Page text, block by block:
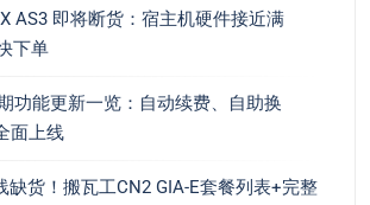
AS3 即将断货：宿主机硬件接近满
下单
功能更新一览：自动续费、自助换
面上线
缺货！搬瓦工CN2 GIA-E套餐列表+完整